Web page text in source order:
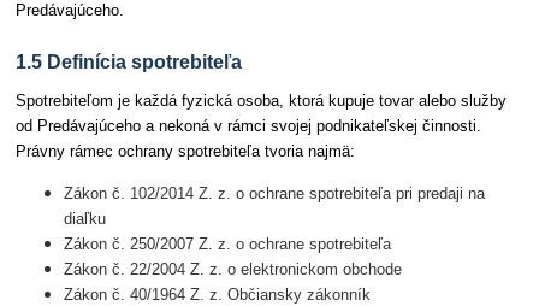
Predávajúceho.
1.5 Definícia spotrebiteľa
Spotrebiteľom je každá fyzická osoba, ktorá kupuje tovar alebo služby
od Predávajúceho a nekoná v rámci svojej podnikateľskej činnosti.
Právny rámec ochrany spotrebiteľa tvoria najmä:
Zákon č. 102/2014 Z. z. o ochrane spotrebiteľa pri predaji na
diaľku
Zákon č. 250/2007 Z. z. o ochrane spotrebiteľa
Zákon č. 22/2004 Z. z. o elektronickom obchode
Zákon č. 40/1964 Z. z. Občiansky zákonník